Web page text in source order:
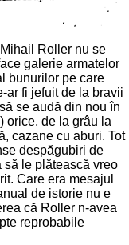
Roller nu se
galerie armatelor
bunurilor pe care
ar fi jefuit de la bravii
se audă din nou în
orice, de la grâu la
cazane cu aburi. Tot
despăgubiri de
să le plătească vreo
Care era mesajul
de istorie nu e
că Roller n-avea
reprobabile